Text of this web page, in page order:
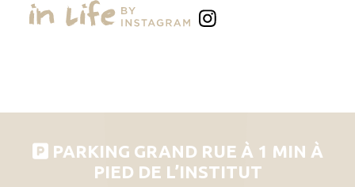
PARKING GRAND RUE À 1 MIN À
PIED DE L’INSTITUT